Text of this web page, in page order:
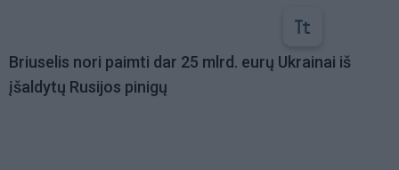
Briuselis nori paimti dar 25 mlrd. eurų Ukrainai iš
įšaldytų Rusijos pinigų